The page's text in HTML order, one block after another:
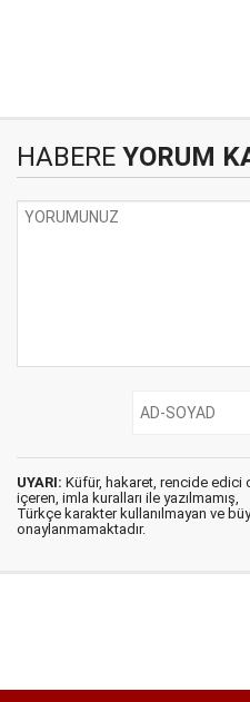
HABERE YORUM
UYARI: Küfür, hakaret, rencide edici
içeren, imla kuralları ile yazılmamış,
Türkçe karakter kullanılmayan ve
onaylanmamaktadır.